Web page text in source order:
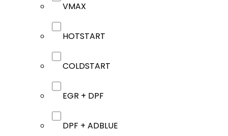
VMAX
HOTSTART
COLDSTART
EGR + DPF
DPF + ADBLUE